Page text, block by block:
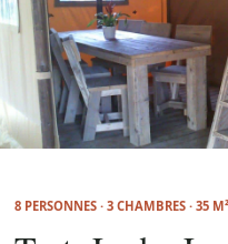
8 PERSONNES · 3 CHAMBRES · 35 M²